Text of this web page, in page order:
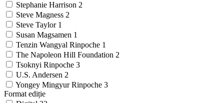
Stephanie Harrison 2
Steve Magness 2
Steve Taylor 1
Susan Magsamen 1
Tenzin Wangyal Rinpoche 1
The Napoleon Hill Foundation 2
Tsoknyi Rinpoche 3
U.S. Andersen 2
Yongey Mingyur Rinpoche 3
Format ediție